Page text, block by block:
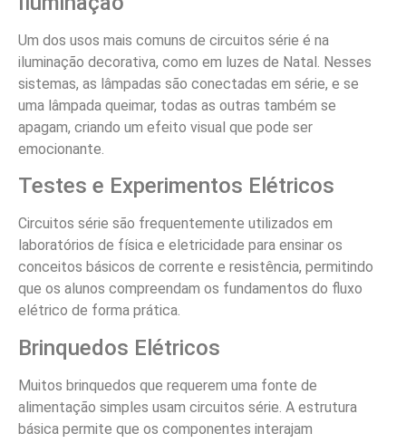
Um dos usos mais comuns de circuitos série é na
iluminação decorativa, como em luzes de Natal. Nesses
sistemas, as lâmpadas são conectadas em série, e se
uma lâmpada queimar, todas as outras também se
apagam, criando um efeito visual que pode ser
emocionante.
Testes e Experimentos Elétricos
Circuitos série são frequentemente utilizados em
laboratórios de física e eletricidade para ensinar os
conceitos básicos de corrente e resistência, permitindo
que os alunos compreendam os fundamentos do fluxo
elétrico de forma prática.
Brinquedos Elétricos
Muitos brinquedos que requerem uma fonte de
alimentação simples usam circuitos série. A estrutura
básica permite que os componentes interajam